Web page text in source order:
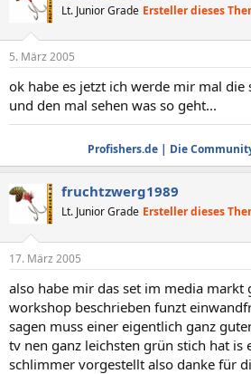
Lt. Junior Grade Ersteller dieses
5. März 2005
ok habe es jetzt ich werde mir mal die
und den mal sehen was so geht...
Profishers.de | Die
fruchtzwerg1989
Lt. Junior Grade Ersteller dieses
17. März 2005
also habe mir das set im media markt
workshop beschrieben funzt
sagen muss einer eigentlich ganz
tv nen ganz leichsten grün stich hat is
schlimmer vorgestellt also danke für